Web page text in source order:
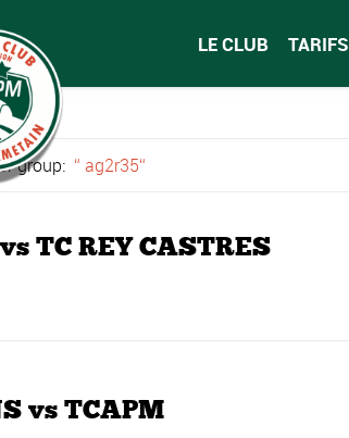
LE CLUB TARIFS
group: ag2r35
TC REY CASTRES
vs TCAPM